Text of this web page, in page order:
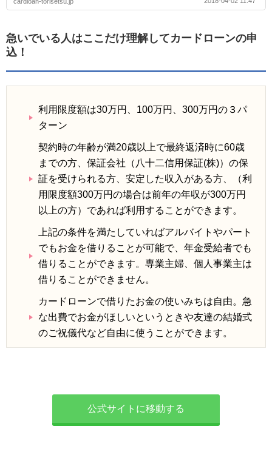
急いでいる人はここだけ理解してカードローンの申
込！
利用限度額は30万円、100万円、300万円の３パ
ターン
契約時の年齢が満20歳以上で最終返済時に60歳
までの方、保証会社（八十二信用保証(株)）の保
証を受けられる方、安定した収入がある方、（利
用限度額300万円の場合は前年の年収が300万円
以上の方）であれば利用することができます。
上記の条件を満たしていればアルバイトやパート
でもお金を借りることが可能で、年金受給者でも
借りることができます。専業主婦、個人事業主は
借りることができません。
カードローンで借りたお金の使いみちは自由。急
な出費でお金がほしいというときや友達の結婚式
のご祝儀代など自由に使うことができます。
公式サイトに移動する